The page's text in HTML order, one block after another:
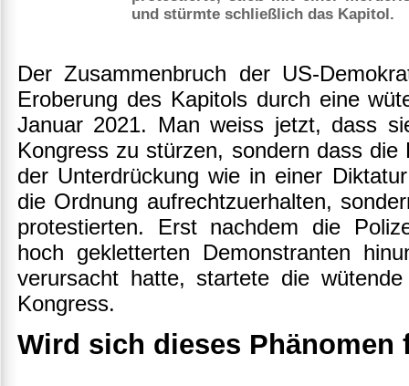
und stürmte schließlich das Kapitol.
Der Zusammenbruch der US-
Eroberung des Kapitols durch eine
Januar 2021. Man weiss jetzt, dass
Kongress zu stürzen, sondern dass
der Unterdrückung wie in einer
die Ordnung aufrechtzuerhalten,
protestierten. Erst nachdem die
hoch gekletterten Demonstranten
verursacht hatte, startete die
Kongress.
Wird sich dieses Phänomen